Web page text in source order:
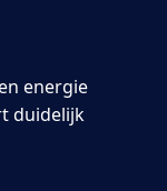
energie
duidelijk